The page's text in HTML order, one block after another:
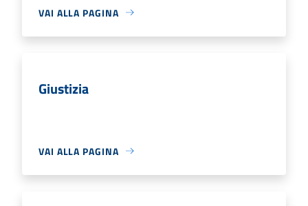
VAI ALLA PAGINA
Giustizia
VAI ALLA PAGINA